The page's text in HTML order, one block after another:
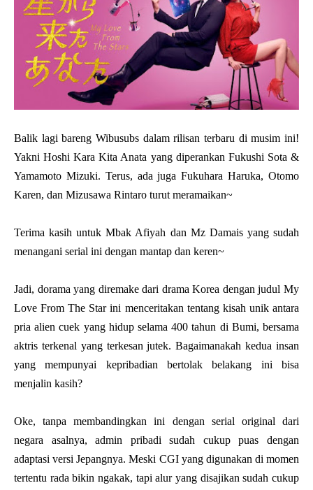
Balik lagi bareng Wibusubs dalam rilisan terbaru di musim ini!
Yakni Hoshi Kara Kita Anata yang diperankan Fukushi Sota &
Yamamoto Mizuki. Terus, ada juga Fukuhara Haruka, Otomo
Karen, dan Mizusawa Rintaro turut meramaikan~
Terima kasih untuk Mbak Afiyah dan Mz Damais yang sudah
menangani serial ini dengan mantap dan keren~
Jadi, dorama yang diremake dari drama Korea dengan judul My
Love From The Star ini menceritakan tentang kisah unik antara
pria alien cuek yang hidup selama 400 tahun di Bumi, bersama
aktris terkenal yang terkesan jutek. Bagaimanakah kedua insan
yang mempunyai kepribadian bertolak belakang ini bisa
menjalin kasih?
Oke, tanpa membandingkan ini dengan serial original dari
negara asalnya, admin pribadi sudah cukup puas dengan
adaptasi versi Jepangnya. Meski CGI yang digunakan di momen
tertentu rada bikin ngakak, tapi alur yang disajikan sudah cukup